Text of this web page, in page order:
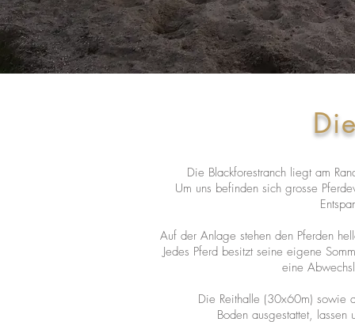
Die Blackforestranch liegt am
Um uns befinden sich grosse
Auf der Anlage stehen den Pferden
Jedes Pferd besitzt seine eigene
eine
Die Reithalle (30x60m) sowie
Boden ausgestattet,